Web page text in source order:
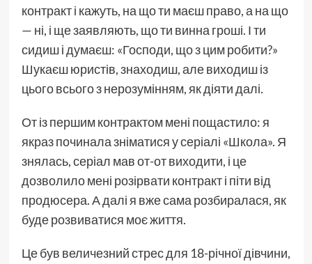
контракт і кажуть, на що ти маєш право, а на що
— ні, і ще заявляють, що ти винна гроші. І ти
сидиш і думаєш: «Господи, що з цим робити?»
Шукаєш юристів, знаходиш, але виходиш із
цього всього з нерозумінням, як діяти далі.
От із першим контрактом мені пощастило: я
якраз починала зніматися у серіалі «Школа». Я
знялась, серіал мав от-от виходити, і це
дозволило мені розірвати контракт і піти від
продюсера. А далі я вже сама розбиралася, як
буде розвиватися моє життя.
Це був величезний стрес для 18-річної дівчини,